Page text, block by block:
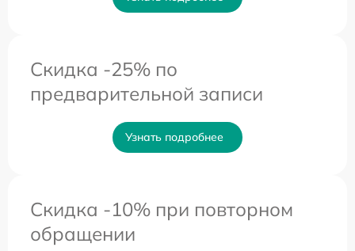
Скидка -25% по
предварительной записи
Узнать подробнее
Скидка -10% при повторном
обращении